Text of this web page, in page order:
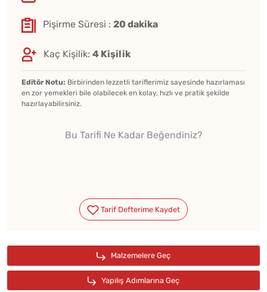
Pişirme Süresi : 20 dakika
Kaç Kişilik: 4 Kişilik
Editör Notu: Birbirinden lezzetli tariflerimiz sayesinde hazırlaması
en zor yemekleri bile olabilecek en kolay, hızlı ve pratik şekilde
hazırlayabilirsiniz.
Bu Tarifi Ne Kadar Beğendiniz?